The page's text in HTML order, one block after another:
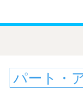
パート・